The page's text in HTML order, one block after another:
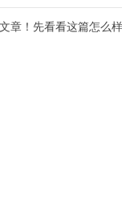
章！先看看这篇怎么